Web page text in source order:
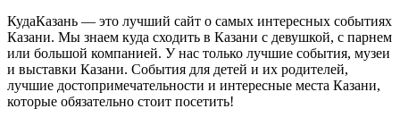
КудаКазань — это лучший сайт о самых интересных событиях
Казани. Мы знаем куда сходить в Казани с девушкой, с парнем
или большой компанией. У нас только лучшие события, музеи
и выставки Казани. События для детей и их родителей,
лучшие достопримечательности и интересные места Казани,
которые обязательно стоит посетить!